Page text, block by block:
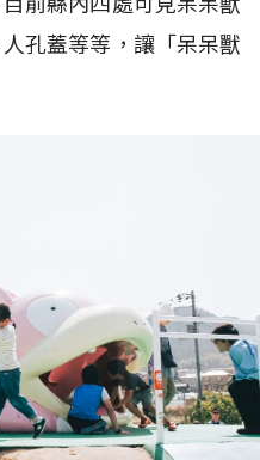
孔蓋等等，讓「呆呆獸